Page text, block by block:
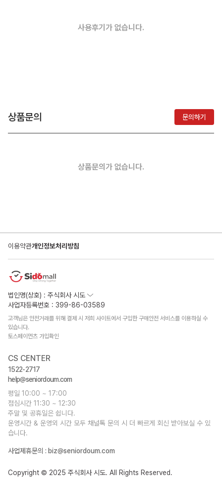
사용후기가 없습니다.
상품문의 문의하기
상품문의가 없습니다.
이용약관개인정보처리방침
법인명(상호) : 주식회사 시도
사업자등록번호 : 399-86-03589
고객님은 안전거래를 위해 결제 시 저희 사이트에서 구입한 구매안전 서비스를 이용하실 수
있습니다.
토스페이먼츠 가입확인
CS CENTER
1522-2717
help@seniordoum.com
평일 10:00 ~ 17:00
점심시간 11:30 ~ 12:30
주말 및 공휴일은 쉽니다.
운영시간 & 운영외 시간 모두 채널톡 문의 시 더 빠르게 회신 받아보실 수 있
습니다.
사업제휴문의 : biz@seniordoum.com
Copyright © 2025 주식회사 시도. All Rights Reserved.